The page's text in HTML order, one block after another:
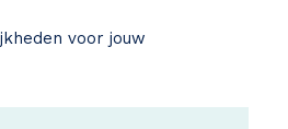
voor jouw